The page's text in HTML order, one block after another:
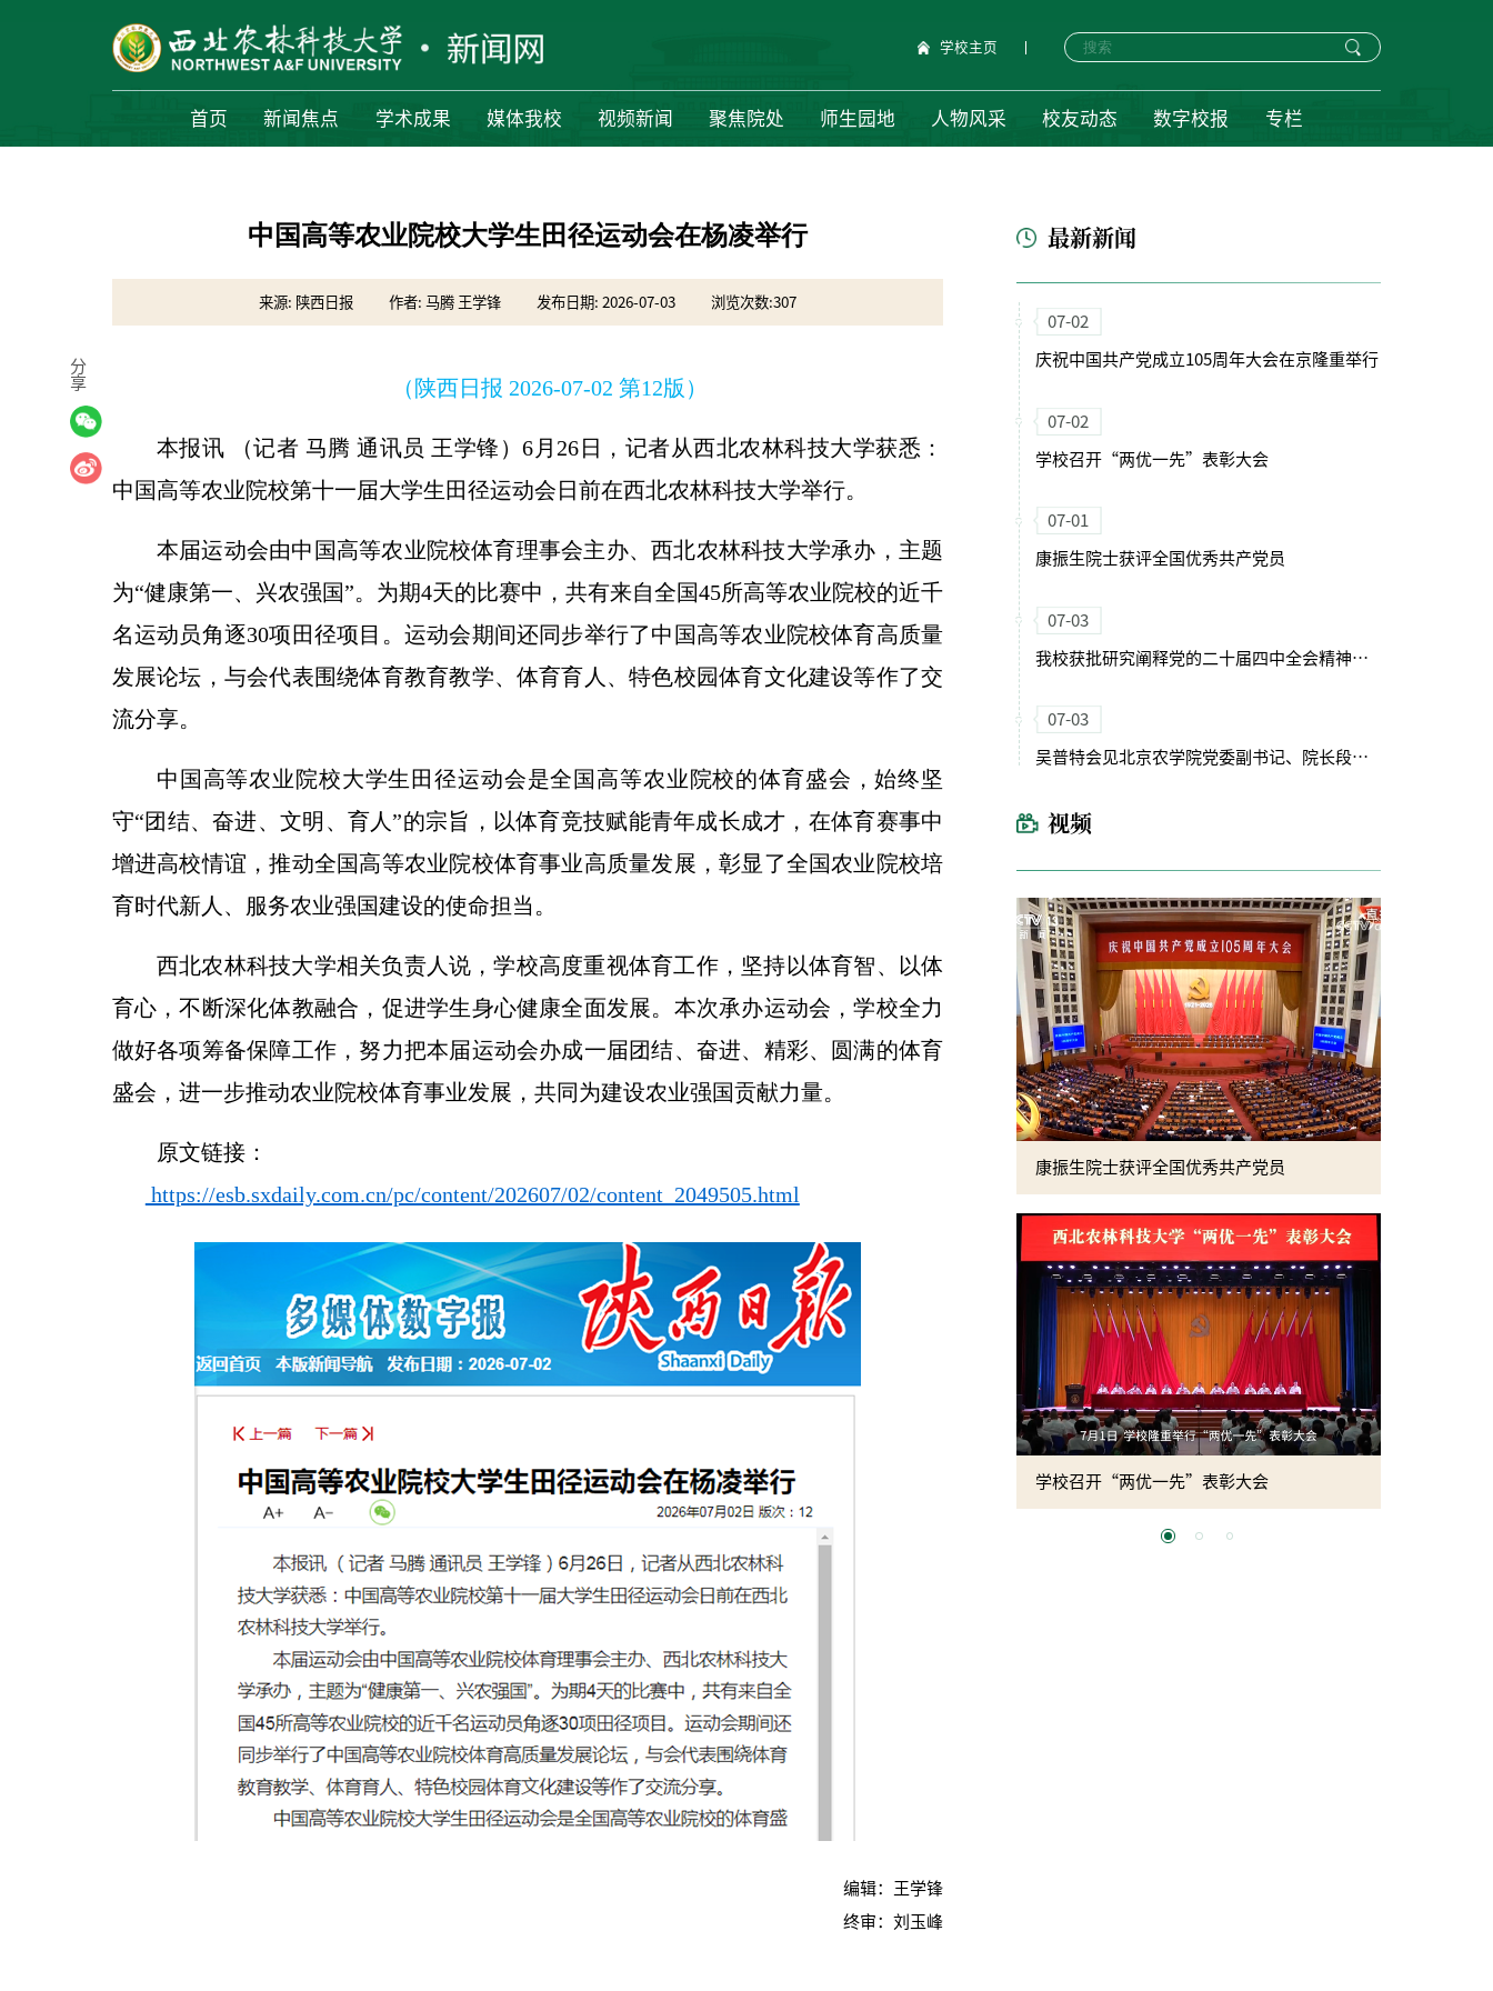
学校主页
首页 新闻焦点 学术成果 媒体我校 视频新闻 聚焦院处 师生园地 人物风采 校友动态 数字校报 专栏
中国高等农业院校大学生田径运动会在杨凌举行
来源: 陕西日报 作者: 马腾 王学锋 发布日期: 2026-07-03 浏览次数:307
（陕西日报 2026-07-02 第12版）
本报讯 （记者 马腾 通讯员 王学锋）6月26日，记者从西北农林科技大学获悉：
中国高等农业院校第十一届大学生田径运动会日前在西北农林科技大学举行。
本届运动会由中国高等农业院校体育理事会主办、西北农林科技大学承办，主题
为“健康第一、兴农强国”。为期4天的比赛中，共有来自全国45所高等农业院校的近千
名运动员角逐30项田径项目。运动会期间还同步举行了中国高等农业院校体育高质量
发展论坛，与会代表围绕体育教育教学、体育育人、特色校园体育文化建设等作了交
流分享。
中国高等农业院校大学生田径运动会是全国高等农业院校的体育盛会，始终坚
守“团结、奋进、文明、育人”的宗旨，以体育竞技赋能青年成长成才，在体育赛事中
增进高校情谊，推动全国高等农业院校体育事业高质量发展，彰显了全国农业院校培
育时代新人、服务农业强国建设的使命担当。
西北农林科技大学相关负责人说，学校高度重视体育工作，坚持以体育智、以体
育心，不断深化体教融合，促进学生身心健康全面发展。本次承办运动会，学校全力
做好各项筹备保障工作，努力把本届运动会办成一届团结、奋进、精彩、圆满的体育
盛会，进一步推动农业院校体育事业发展，共同为建设农业强国贡献力量。
原文链接：
https://esb.sxdaily.com.cn/pc/content/202607/02/content_2049505.html
编辑：王学锋
终审：刘玉峰
分
享
最新新闻
07-02
庆祝中国共产党成立105周年大会在京隆重举行
07-02
学校召开“两优一先”表彰大会
07-01
康振生院士获评全国优秀共产党员
07-03
我校获批研究阐释党的二十届四中全会精神国家社会科学基金重大专项
07-03
吴普特会见北京农学院党委副书记、院长段留生一行
视频
康振生院士获评全国优秀共产党员
学校召开“两优一先”表彰大会